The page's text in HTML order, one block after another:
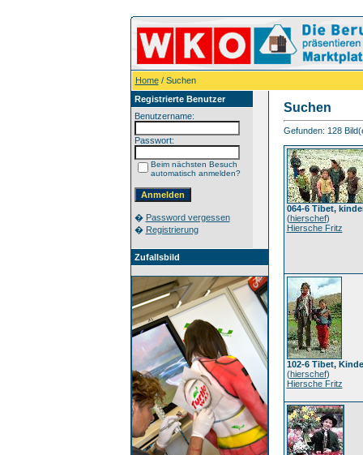
Home/ Suchen
Registrierte Benutzer
Benutzername:
Passwort:
Beim nächsten Besuch
automatisch anmelden?
� Password vergessen
� Registrierung
Zufallsbild
Suchen
Gefunden: 128
064-6 Tibet,
(hierschef)
Hiersche Fritz
102-6 Tibet,
(hierschef)
Hiersche Fritz